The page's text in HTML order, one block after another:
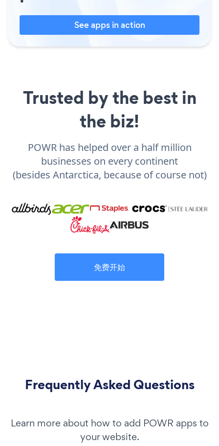
See apps in action
Trusted by the best in
the biz!
POWR has helped over a half million
businesses on every continent
(besides Antarctica, because of course not)
免费开始
Frequently Asked Questions
Learn more about how to add POWR apps to
your website.